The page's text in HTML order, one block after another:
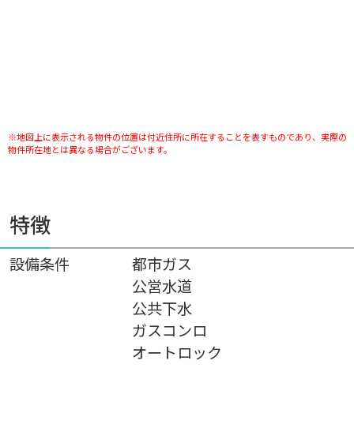
※地図上に表示される物件の位置は付近住所に所在することを表すものであり、実際の
物件所在地とは異なる場合がございます。
特徴
設備条件
都市ガス
公営水道
公共下水
ガスコンロ
オートロック